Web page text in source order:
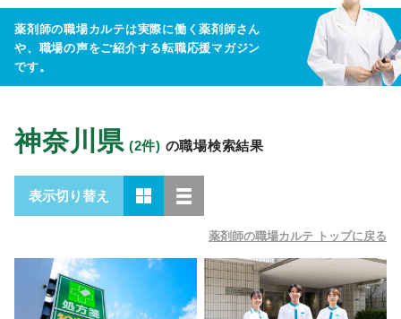
薬剤師の職場カルテは実際に働く薬剤師さん
や、 職場の声をご紹介する転職応援マガジン
です。
神奈川県 (2件) の職場検索結果
表示切り替え
薬剤師の職場カルテ トップに戻る